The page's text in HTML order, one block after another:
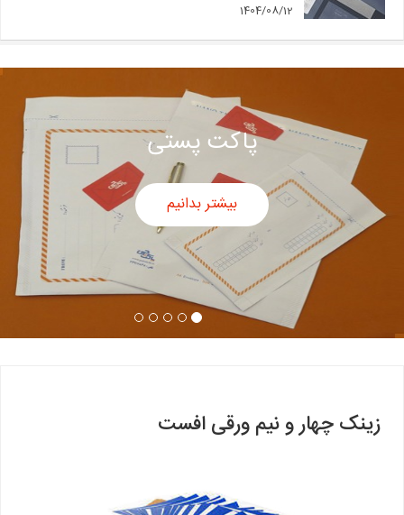
1404/08/12
پاکت پستی
بیشتر بدانیم
زینک چهار و نیم ورقی افست